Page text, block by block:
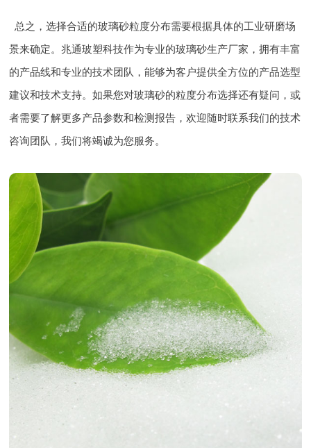
总之，选择合适的玻璃砂粒度分布需要根据具体的工业研磨场
景来确定。兆通玻塑科技作为专业的玻璃砂生产厂家，拥有丰富
的产品线和专业的技术团队，能够为客户提供全方位的产品选型
建议和技术支持。如果您对玻璃砂的粒度分布选择还有疑问，或
者需要了解更多产品参数和检测报告，欢迎随时联系我们的技术
咨询团队，我们将竭诚为您服务。